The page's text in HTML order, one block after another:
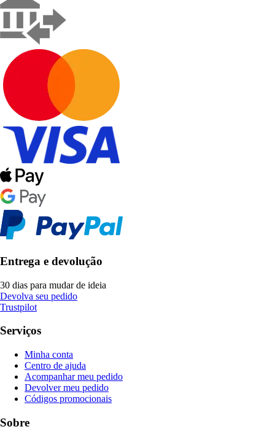
Entrega e devolução
30 dias para mudar de ideia
Devolva seu pedido
Trustpilot
Serviços
Minha conta
Centro de ajuda
Acompanhar meu pedido
Devolver meu pedido
Códigos promocionais
Sobre